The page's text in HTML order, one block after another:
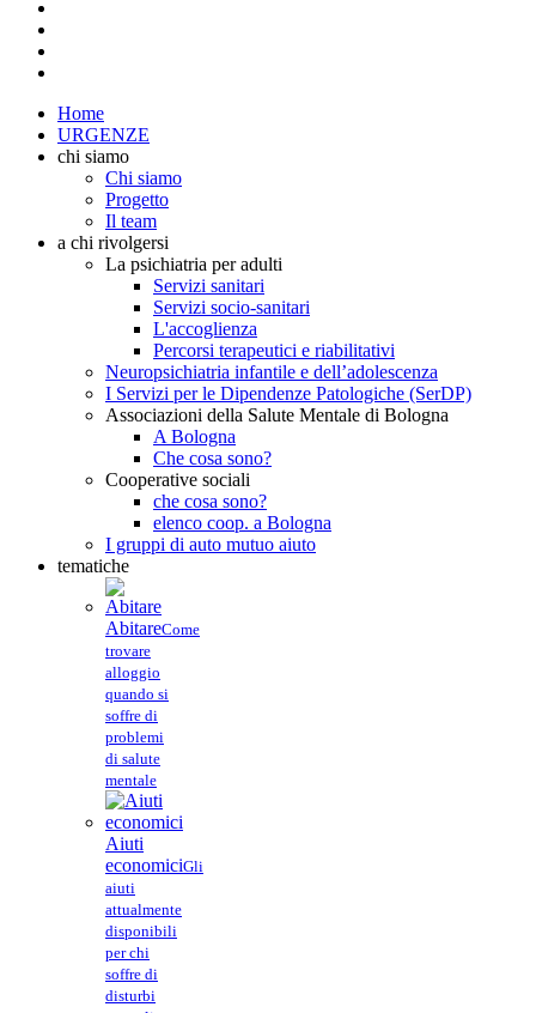
Home
URGENZE
chi siamo
Chi siamo
Progetto
Il team
a chi rivolgersi
La psichiatria per adulti
Servizi sanitari
Servizi socio-sanitari
L'accoglienza
Percorsi terapeutici e riabilitativi
Neuropsichiatria infantile e dell’adolescenza
I Servizi per le Dipendenze Patologiche (SerDP)
Associazioni della Salute Mentale di Bologna
A Bologna
Che cosa sono?
Cooperative sociali
che cosa sono?
elenco coop. a Bologna
I gruppi di auto mutuo aiuto
tematiche
AbitareCome
trovare
alloggio
quando si
soffre di
problemi
di salute
mentale
Aiuti
economiciGli
aiuti
attualmente
disponibili
per chi
soffre di
disturbi